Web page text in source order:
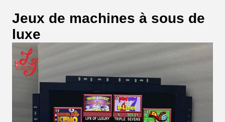
Jeux de machines à sous de
luxe